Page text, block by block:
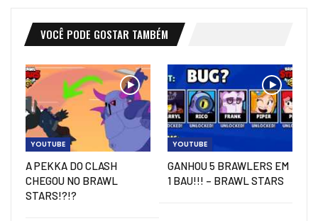
VOCÊ PODE GOSTAR TAMBÉM
YOUTUBE
A PEKKA DO CLASH
CHEGOU NO BRAWL
STARS!?!?
YOUTUBE
GANHOU 5 BRAWLERS EM
1 BAU!!! – BRAWL STARS